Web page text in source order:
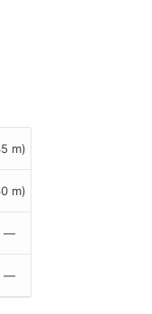
m)
m)
—
—